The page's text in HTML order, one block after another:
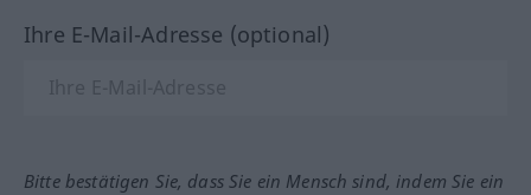
Ihre E-Mail-Adresse (optional)
Bitte bestätigen Sie, dass Sie ein Mensch sind, indem Sie ein